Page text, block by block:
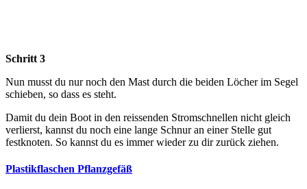
Schritt 3
Nun musst du nur noch den Mast durch die beiden Löcher im Segel
schieben, so dass es steht.
Damit du dein Boot in den reissenden Stromschnellen nicht gleich
verlierst, kannst du noch eine lange Schnur an einer Stelle gut
festknoten. So kannst du es immer wieder zu dir zurück ziehen.
Plastikflaschen Pflanzgefäß